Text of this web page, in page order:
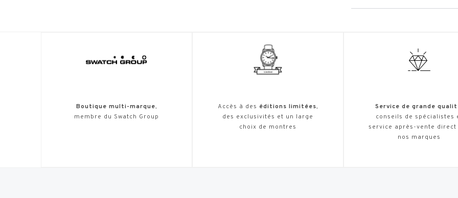
Boutique multi-marque,
membre du Swatch Group
Accès à des éditions limitées,
des exclusivités et un large
choix de montres
Service de grande
conseils de spécialistes
service après-vente direct
nos marques